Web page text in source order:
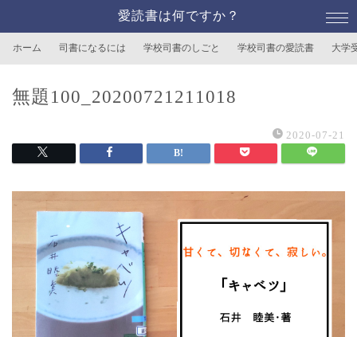
愛読書は何ですか？
ホーム 司書になるには 学校司書のしごと 学校司書の愛読書 大学
無題100_20200721211018
2020-07-21